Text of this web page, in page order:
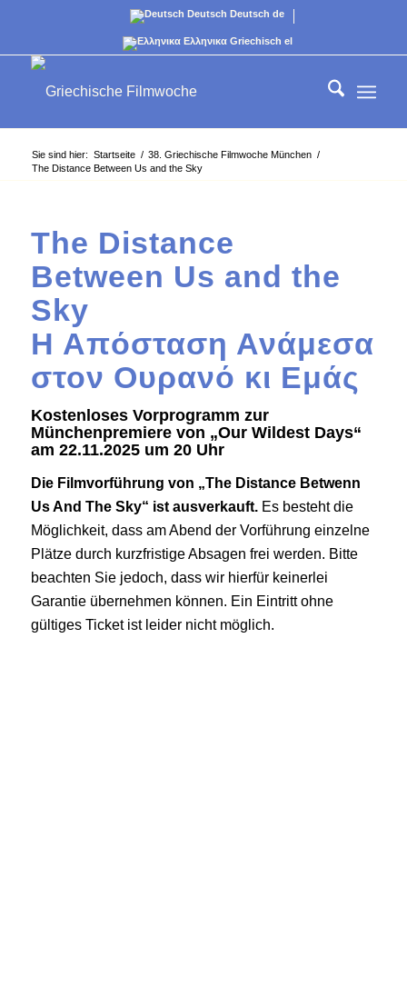
Deutsch Deutsch de
Ελληνικα Griechisch el
Sie sind hier: Startseite / 38. Griechische Filmwoche München /
The Distance Between Us and the Sky
The Distance
Between Us and the
Sky
Η Απόσταση Ανάμεσα
στον Ουρανό κι Εμάς
Kostenloses Vorprogramm zur
Münchenpremiere von „Our Wildest Days“
am 22.11.2025 um 20 Uhr
Die Filmvorführung von „The Distance Betwenn
Us And The Sky“ ist ausverkauft.Es besteht die
Möglichkeit, dass am Abend der Vorführung einzelne
Plätze durch kurzfristige Absagen frei werden. Bitte
beachten Sie jedoch, dass wir hierfür keinerlei
Garantie übernehmen können. Ein Eintritt ohne
gültiges Ticket ist leider nicht möglich.